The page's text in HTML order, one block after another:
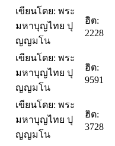
เขียนโดย: พระ
มหาบุญไทย ปุ
ญญมโน
ฮิต:
2228
เขียนโดย: พระ
มหาบุญไทย ปุ
ญญมโน
ฮิต:
9591
เขียนโดย: พระ
มหาบุญไทย ปุ
ญญมโน
ฮิต:
3728